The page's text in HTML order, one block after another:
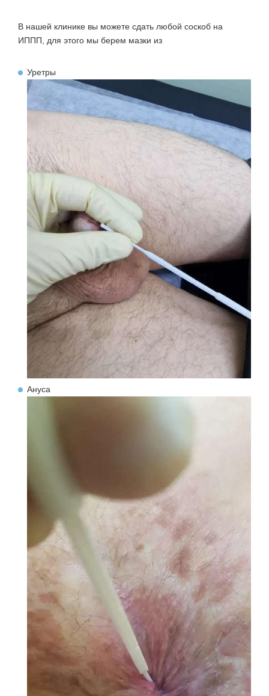
В нашей клинике вы можете сдать любой соскоб на
ИППП, для этого мы берем мазки из
Уретры
Ануса